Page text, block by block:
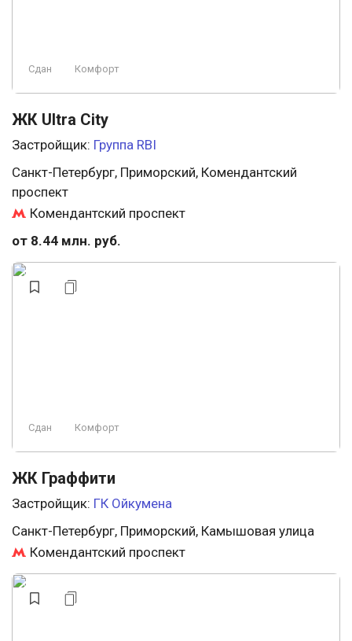
Сдан Комфорт
ЖК Ultra City
Застройщик: Группа RBI
Санкт-Петербург, Приморский, Комендантский
проспект
Комендантский проспект
от 8.44 млн. руб.
Сдан Комфорт
ЖК Граффити
Застройщик: ГК Ойкумена
Санкт-Петербург, Приморский, Камышовая улица
Комендантский проспект